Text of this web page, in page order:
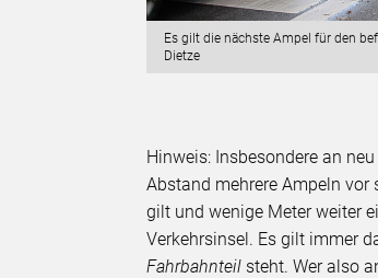
Es gilt die nächste Ampel für den
Dietze
Hinweis: Insbesondere an
Abstand mehrere Ampeln
gilt und wenige Meter weiter
Verkehrsinsel. Es gilt immer
Fahrbahnteil steht. Wer also